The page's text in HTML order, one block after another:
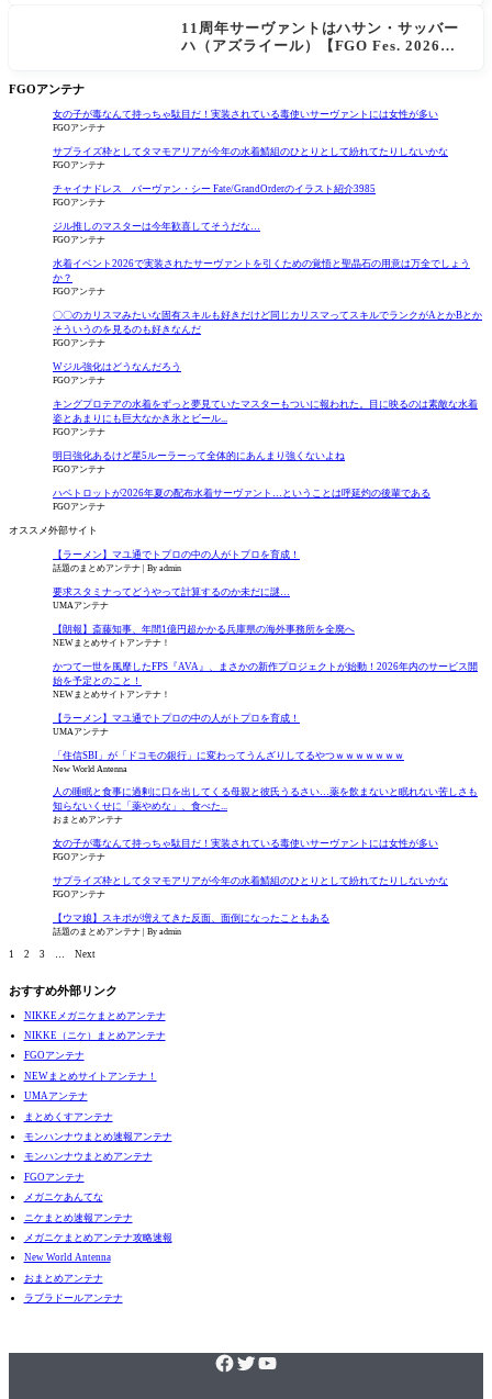
11周年サーヴァントはハサン・サッバー
ハ（アズライール）【FGO Fes. 2026】
FGOアンテナ
女の子が毒なんて持っちゃ駄目だ！実装されている毒使いサーヴァントには女性が多い
FGOアンテナ
サプライズ枠としてタマモアリアが今年の水着鯖組のひとりとして紛れてたりしないかな
FGOアンテナ
チャイナドレス バーヴァン・シー Fate/GrandOrderのイラスト紹介3985
FGOアンテナ
ジル推しのマスターは今年歓喜してそうだな…
FGOアンテナ
水着イベント2026で実装されたサーヴァントを引くための覚悟と聖晶石の用意は万全でしょう
か？
FGOアンテナ
〇〇のカリスマみたいな固有スキルも好きだけど同じカリスマってスキルでランクがAとかBとか
そういうのを見るのも好きなんだ
FGOアンテナ
Wジル強化はどうなんだろう
FGOアンテナ
キングプロテアの水着をずっと夢見ていたマスターもついに報われた。目に映るのは素敵な水着
姿とあまりにも巨大なかき氷とビール...
FGOアンテナ
明日強化あるけど星5ルーラーって全体的にあんまり強くないよね
FGOアンテナ
ハベトロットが2026年夏の配布水着サーヴァント…ということは呼延灼の後輩である
FGOアンテナ
オススメ外部サイト
【ラーメン】マユ通でトプロの中の人がトプロを育成！
話題のまとめアンテナ By admin
要求スタミナってどうやって計算するのか未だに謎…
UMAアンテナ
【朗報】斎藤知事、年間1億円超かかる兵庫県の海外事務所を全廃へ
NEWまとめサイトアンテナ！
かつて一世を風靡したFPS『AVA』、まさかの新作プロジェクトが始動！2026年内のサービス開
始を予定とのこと！
NEWまとめサイトアンテナ！
【ラーメン】マユ通でトプロの中の人がトプロを育成！
UMAアンテナ
「住信SBI」が「ドコモの銀行」に変わってうんざりしてるやつｗｗｗｗｗｗｗ
New World Antenna
人の睡眠と食事に過剰に口を出してくる母親と彼氏うるさい…薬を飲まないと眠れない苦しさも
知らないくせに「薬やめな」、食べた...
おまとめアンテナ
女の子が毒なんて持っちゃ駄目だ！実装されている毒使いサーヴァントには女性が多い
FGOアンテナ
サプライズ枠としてタマモアリアが今年の水着鯖組のひとりとして紛れてたりしないかな
FGOアンテナ
【ウマ娘】スキポが増えてきた反面、面倒になったこともある
話題のまとめアンテナ By admin
1 2 3 Next
おすすめ外部リンク
NIKKEメガニケまとめアンテナ
NIKKE（ニケ）まとめアンテナ
FGOアンテナ
NEWまとめサイトアンテナ！
UMAアンテナ
まとめくすアンテナ
モンハンナウまとめ速報アンテナ
モンハンナウまとめアンテナ
FGOアンテナ
メガニケあんてな
ニケまとめ速報アンテナ
メガニケまとめアンテナ攻略速報
New World Antenna
おまとめアンテナ
ラブラドールアンテナ